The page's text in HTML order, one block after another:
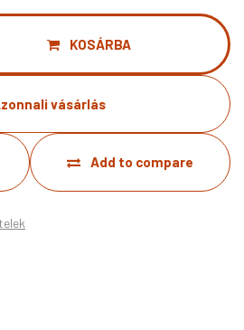
KOSÁRBA
vásárlás
Add to compare